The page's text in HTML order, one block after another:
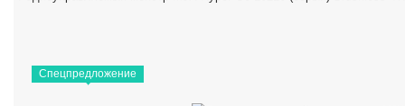
Спецпредложение